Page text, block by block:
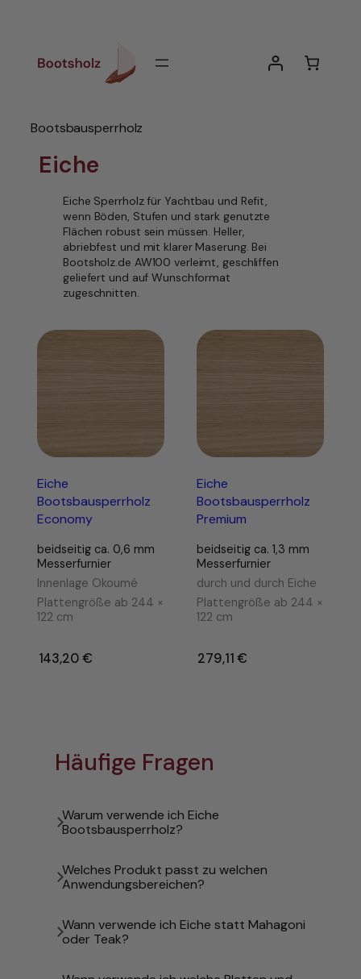
Bootsbausperrholz
Eiche
Eiche Sperrholz für Yachtbau und Refit,
wenn Böden, Stufen und stark genutzte
Flächen robust sein müssen. Heller,
abriebfest und mit klarer Maserung. Bei
Bootsholz.de AW100 verleimt, geschliffen
geliefert und auf Wunschformat
zugeschnitten.
Eiche
Bootsbausperrholz
Economy
beidseitig ca. 0,6 mm
Messerfurnier
Innenlage Okoumé
Plattengröße ab 244 ×
122 cm
143,20€
Eiche
Bootsbausperrholz
Premium
beidseitig ca. 1,3 mm
Messerfurnier
durch und durch Eiche
Plattengröße ab 244 ×
122 cm
279,11€
Häufige Fragen
Warum verwende ich Eiche
Bootsbausperrholz?
Welches Produkt passt zu welchen
Anwendungsbereichen?
Wann verwende ich Eiche statt Mahagoni
oder Teak?